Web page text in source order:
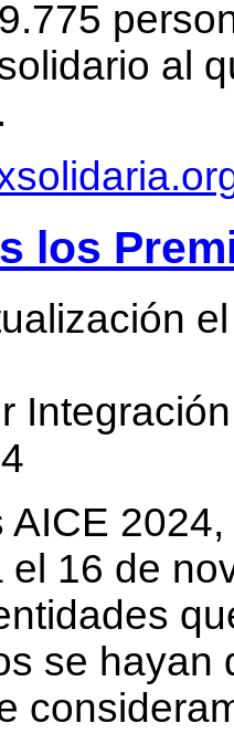
al
los
Integración
AICE
el 16 de
se hayan